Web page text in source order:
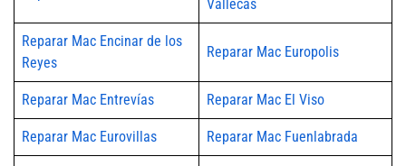
Vallecas
Reparar Mac Encinar de los
Reyes
Reparar Mac Europolis
Reparar Mac Entrevías Reparar Mac El Viso
Reparar Mac Eurovillas Reparar Mac Fuenlabrada